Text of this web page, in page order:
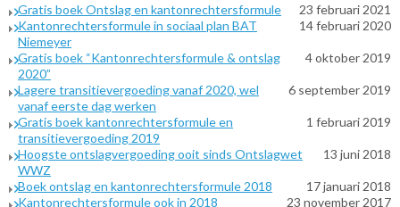
23 februari 2021
Gratis boek Ontslag en kantonrechtersformule
14 februari 2020
Kantonrechtersformule in sociaal plan BAT
Niemeyer
4 oktober 2019
Gratis boek “Kantonrechtersformule & ontslag
2020”
6 september 2019
Lagere transitievergoeding vanaf 2020, wel
vanaf eerste dag werken
1 februari 2019
Gratis boek kantonrechtersformule en
transitievergoeding 2019
13 juni 2018
Hoogste ontslagvergoeding ooit sinds Ontslagwet
WWZ
17 januari 2018
Boek ontslag en kantonrechtersformule 2018
23 november 2017
Kantonrechtersformule ook in 2018